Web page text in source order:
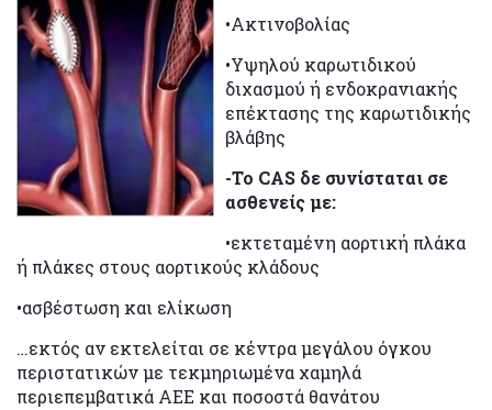
•Ακτινοβολίας
•Υψηλού καρωτιδικού
διχασμού ή ενδοκρανιακής
επέκτασης της καρωτιδικής
βλάβης
-Το CAS δε συνίσταται σε
ασθενείς με:
•εκτεταμένη αορτική πλάκα
ή πλάκες στους αορτικούς κλάδους
•ασβέστωση και ελίκωση
…εκτός αν εκτελείται σε κέντρα μεγάλου όγκου
περιστατικών με τεκμηριωμένα χαμηλά
περιεπεμβατικά ΑΕΕ και ποσοστά θανάτου